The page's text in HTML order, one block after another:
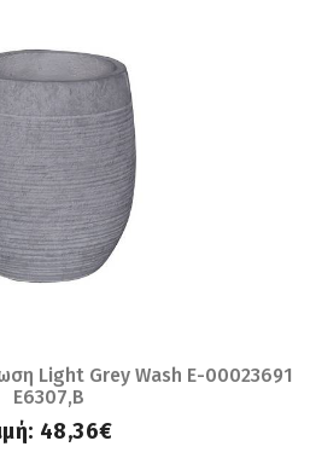
Light Grey Wash Ε-00023691
Ε6307,Β
48,36€